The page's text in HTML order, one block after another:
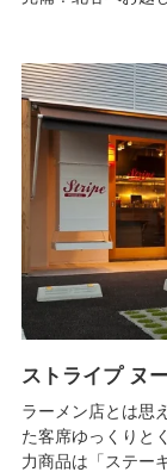
ストライプ ヌ
ラーメン店とは思
た客席ゆっくりと
力商品は「ステー